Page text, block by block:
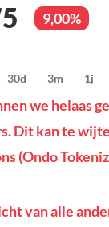
9,00%
30d 3m 1j
we helaas
Dit kan te
(Ondo
van alle